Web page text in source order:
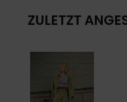
ZULETZT